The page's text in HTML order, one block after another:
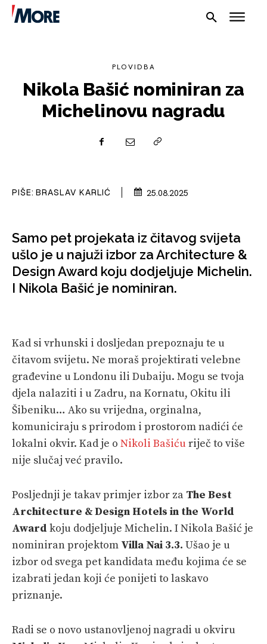
PLOVIDBA
SPIZA
VELIKE PRIČE
SHOP
PLOVIDBA
Nikola Bašić nominiran za
Michelinovu nagradu
PIŠE: BRASLAV KARLIĆ 25.08.2025
Samo pet projekata iz čitavog svijeta
ušlo je u najuži izbor za Architecture &
Design Award koju dodjeljuje Michelin.
I Nikola Bašić je nominiran.
Kad si vrhunski i dosljedan prepoznaju te u
čitavom svijetu. Ne moraš projektirati velebne
građevine u Londonu ili Dubaiju. Mogu se tvoja
djela nalaziti i u Zadru, na Kornatu, Okitu ili
Šibeniku… Ako su vrijedna, orginalna,
komuniciraju s prirodom i prostorom nadići će
lokalni okvir. Kad je o Nikoli Bašiću riječ to više
nije slučaj već pravilo.
Posljednji je takav primjer izbor za The Best
Architecture & Design Hotels in the World
Award koju dodjeljuje Michelin. I Nikola Bašić je
nominiran projektom Villa Nai 3.3. Ušao je u
izbor od svega pet kandidata među kojima će se
izabrati jedan koji će ponijeti to laskavo
priznanje.
Radi se o novo ustanovljenoj nagradi u okviru